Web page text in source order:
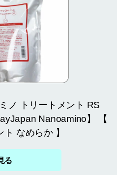
ノ トリートメント RS
Nanoamino】 【
ト なめらか 】
る